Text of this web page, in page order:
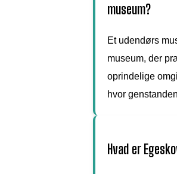
museum?
Et udendørs
museum, der
oprindelige
hvor
Hvad er